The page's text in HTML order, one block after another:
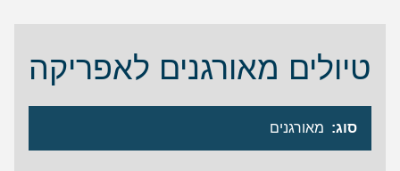
טיולים מאורגנים לאפריקה
סוג